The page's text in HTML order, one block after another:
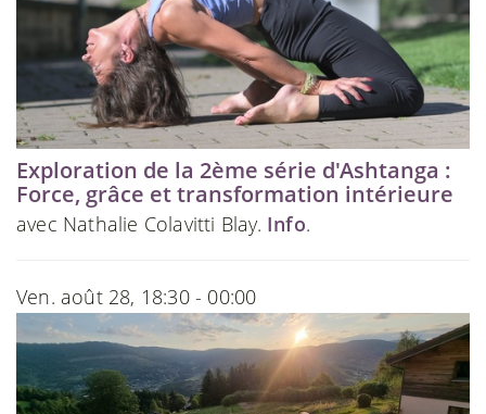
Exploration de la 2ème série d'Ashtanga :
Force, grâce et transformation intérieure
avec Nathalie Colavitti Blay. Info.
Ven. août 28, 18:30 - 00:00